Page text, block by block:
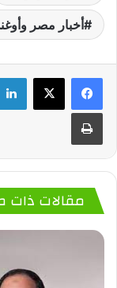
أخبار مصر
مقالات ذات